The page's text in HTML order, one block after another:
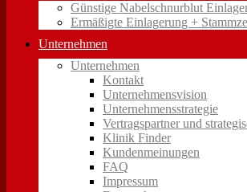
Günstige Nabelschnurblut
Ermäßigte Einlagerung +
Unternehmen
Unternehmen
Kontakt
Unternehmensvision
Unternehmensstrategie
Vertragspartner und
Klinik Finder
Kundenmeinungen
FAQ
Impressum